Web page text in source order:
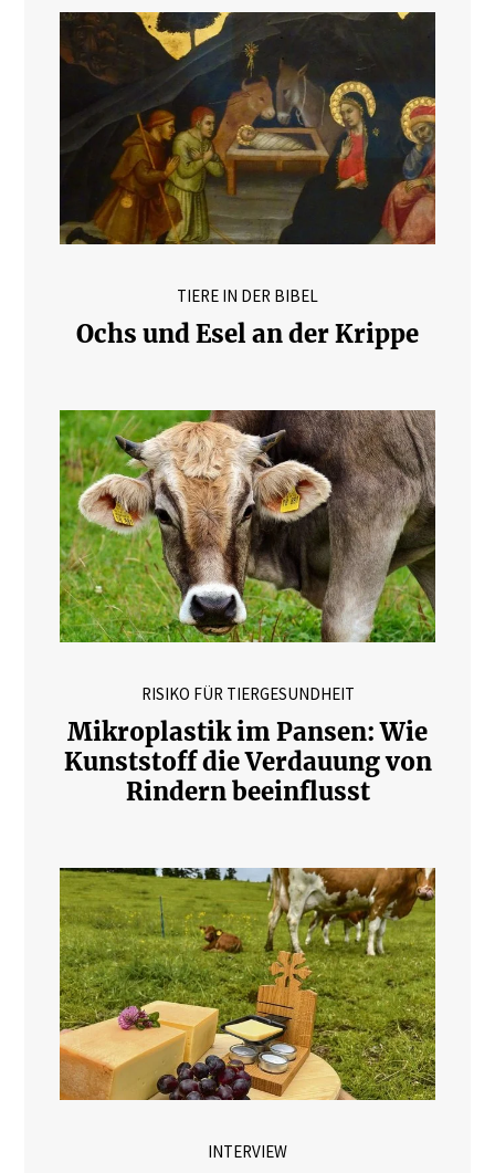
TIERE IN DER BIBEL
Ochs und Esel an der Krippe
RISIKO FÜR TIERGESUNDHEIT
Mikroplastik im Pansen: Wie
Kunststoff die Verdauung von
Rindern beeinflusst
INTERVIEW